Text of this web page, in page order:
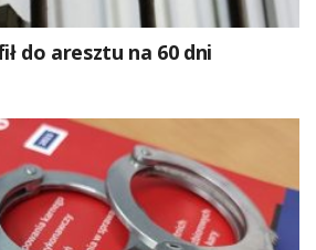
do aresztu na 60 dni